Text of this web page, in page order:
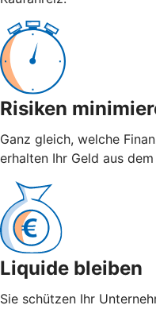
Risiken
Ganz gleich, welche
erhalten Ihr Geld aus
Liquide bleiben
Sie schützen Ihr